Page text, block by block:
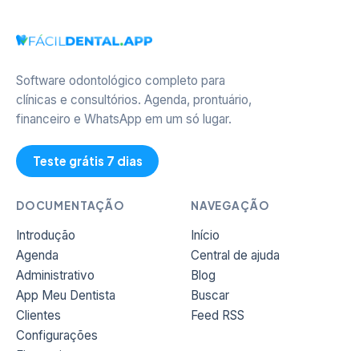
Software odontológico completo para
clínicas e consultórios. Agenda, prontuário,
financeiro e WhatsApp em um só lugar.
Teste grátis 7 dias
DOCUMENTAÇÃO
Introdução
Agenda
Administrativo
App Meu Dentista
Clientes
Configurações
NAVEGAÇÃO
Início
Central de ajuda
Blog
Buscar
Feed RSS